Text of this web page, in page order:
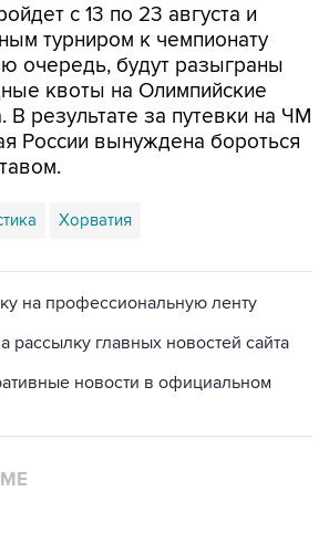
с 13 по 23 августа и
турниром к чемпионату
очередь, будут разыграны
квоты на Олимпийские
В результате за путевки на ЧМ
России вынуждена бороться
Хорватия
на профессиональную ленту
рассылку главных новостей сайта
новости в официальном